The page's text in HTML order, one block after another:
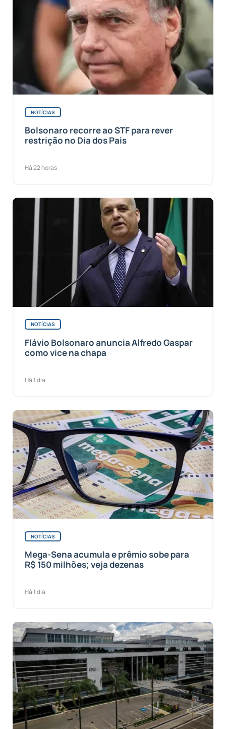
NOTÍCIAS
Bolsonaro recorre ao STF para rever
restrição no Dia dos Pais
Há 22 horas
NOTÍCIAS
Flávio Bolsonaro anuncia Alfredo Gaspar
como vice na chapa
Há 1 dia
NOTÍCIAS
Mega-Sena acumula e prêmio sobe para
R$ 150 milhões; veja dezenas
Há 1 dia